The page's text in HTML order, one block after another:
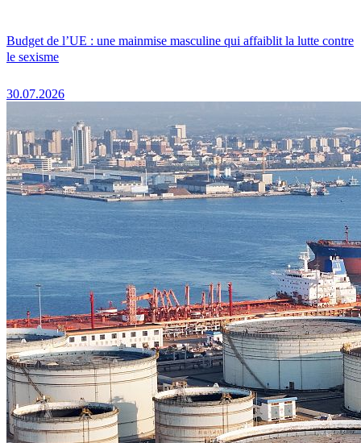
Budget de l’UE : une mainmise masculine qui affaiblit la lutte contre
le sexisme
30.07.2026